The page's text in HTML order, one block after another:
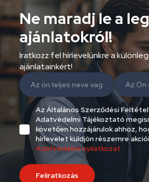
Ne maradj le a
ajánlatokról!
Iratkozz fel hírlevelünkre a
ajánlatainkért!
Az Általános Szerződési
Adatvédelmi Tájékoztató
követően hozzájárulok ahhoz,
hírlevelet küldjön részemre
Adatvédelmi nyilatkozat
Feliratkozás